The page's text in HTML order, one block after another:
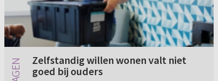
Zelfstandig willen wonen valt niet
goed bij ouders